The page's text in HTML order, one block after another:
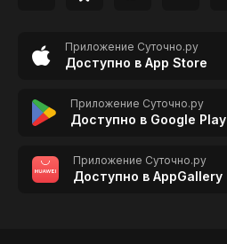
Приложение Суточно.ру
Доступно в App Store
Приложение Суточно.ру
Доступно в Google Play
Приложение Суточно.ру
Доступно в AppGallery